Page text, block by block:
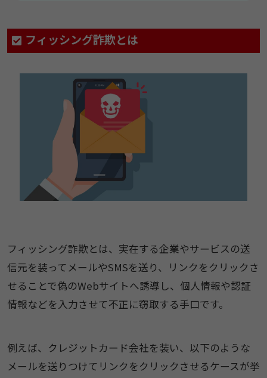
フィッシング詐欺とは
フィッシング詐欺とは、実在する企業やサービスの送
信元を装ってメールやSMSを送り、リンクをクリックさ
せることで偽のWebサイトへ誘導し、個人情報や認証
情報などを入力させて不正に窃取する手口です。
例えば、クレジットカード会社を装い、以下のような
メールを送りつけてリンクをクリックさせるケースが挙